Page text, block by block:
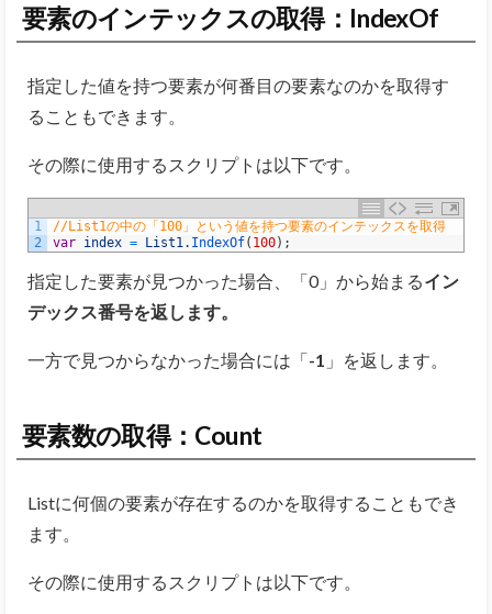
要素のインテックスの取得：IndexOf
指定した値を持つ要素が何番目の要素なのかを取得す
ることもできます。
その際に使用するスクリプトは以下です。
1
2
//List1の中の「100」という値を持つ要素のインテックスを取得
var index = List1. IndexOf( 100) ;
指定した要素が見つかった場合、「0」から始まるイン
デックス番号を返します。
一方で見つからなかった場合には 「-1 」 を返します。
要素数の取得：Count
Listに何個の要素が存在するのかを取得することもでき
ます。
その際に使用するスクリプトは以下です。